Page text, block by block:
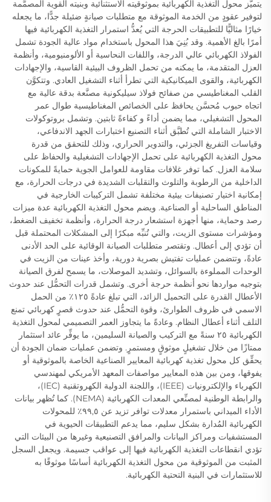
يتميَّز محول التغذية الكهربائية بموثوقيته الاستثنائية وبنيته القوية المصمَّمة
لتوفير عقودٍ من الخدمة الموثوقة مع متطلبات صيانةٍ ضئيلة جدًّا، ما يجعله
خيارًا مثاليًّا للتطبيقات الحرجة التي يُعدُّ استمرار التغذية الكهربائية فيها
أمرًا بالغ الأهمية. وقد بُنِيَ هذا المحول باستخدام مواد عالية الجودة تشمل
الفولاذ الكهربائي عالي الدرجة، واللفات النحاسية أو الألومنيومية، وأنظمة
العزل المتقدمة، ما يمكنه من تحمل الظروف البيئية القاسية، والإجهادات
الكهربائية، والقوى الميكانيكية التي تطرأ أثناء التشغيل العادي. وتتكوَّن
القلب المغناطيسي من صفائح فولاذ سيليكونية مصنَّعة بدقة عالية مع
اتجاه حبوب مُحسَّن يحافظ على الخصائص المغناطيسية طوال عمر
المحول التشغيلي، مما يضمن أداءً و كفاءةً ثابتين. وتشمل بروتوكولات
الاختبار الشاملة التي تُطبَّق أثناء التصنيع اختبارات الجهد الاندفاعي،
وقياسات التفريغ الجزئي، والتدوير الحراري، وذلك للتحقق من قدرة
محول التغذية الكهربائية على تحمل الإجهادات التشغيلية والحفاظ على
سلامة العزل. كما توفر غلافات مقاومة للعوامل الجوية حمايةً للمكونات
الداخلية من الرطوبة والتلوث والتقلبات الشديدة في درجات الحرارة، مع
إمكانية اختيار تصنيفات بيئية مختلفة تشمل التركيبات الخارجية في
المناطق الساحلية أو الصناعية. ويضم محول التغذية الكهربائية عدة ميزات
رصد وحماية، منها أجهزة استشعار درجة الحرارة، وأنظمة تخفيف الضغط،
ومؤشرات مستوى الزيت، والتي تُنبِّه مبكرًا إلى المشكلات المحتملة قبل
أن تؤدي إلى أعطال. وتقتصر متطلبات الصيانة الوقائية على الحد الأدنى
عادةً، وتتضمن عمليات تفتيش بصرية دورية، وأخذ عينات من الزيت في
الوحدات المملوءة بالسوائل، وتشديد الموصلات، ما يسمح لفرق الصيانة
بتوجيه مواردها نحو أنظمة حرجة أخرى. وتشمل قدرات التحمُّل عند حدوث
الأعطال القدرة على التحميل الزائد، التي تبلغ عادةً ١٢٥٪ من الحمل
الاسمي في ظروف الطوارئ، وقوة التحمُّل عند حدوث قصرٍ كهربائي تمنع
التلف أثناء أعطال النظام. وعادةً ما يتجاوز العمر التصميمي لمحول التغذية
الكهربائية ٢٥ سنةً مع التركيب والصيانة السليمين، ما يوفِّر عائد استثمار
ممتازًا من خلال تشغيلٍ موثوقٍ ومستمرٍ. وتضمن عمليات ضمان الجودة أن
يحقِّق كل محول تغذية كهربائية المعايير الصناعية الخاصة بالموثوقية أو
يفوقها، ومن بين هذه المعايير مواصفات المعهد الأمريكي لمهندسي
الكهرباء والإلكترونيات (IEEE)، واللجنة الدولية الكهروتقنية (IEC)،
والرابطة الوطنية لمصنِّعي المعدات الكهربائية (NEMA). كما تُظهر بيانات
الأداء الميداني باستمرار معدلات توافر تزيد عن ٩٩,٥٪ للمحولات
الكهربائية المُدارة بشكل سليم، مما يدعم التطبيقات الحيوية في
المستشفيات ومراكز البيانات والمرافق التصنيعية وغيرها من البيئات التي
تؤدي انقطاعات التغذية الكهربائية فيها إلى عواقب جسيمة. ويجعل السجل
المثبت من الموثوقية من محول التغذية الكهربائية أساسًا موثوقًا به
للاستثمارات في البنية التحتية الكهربائية.